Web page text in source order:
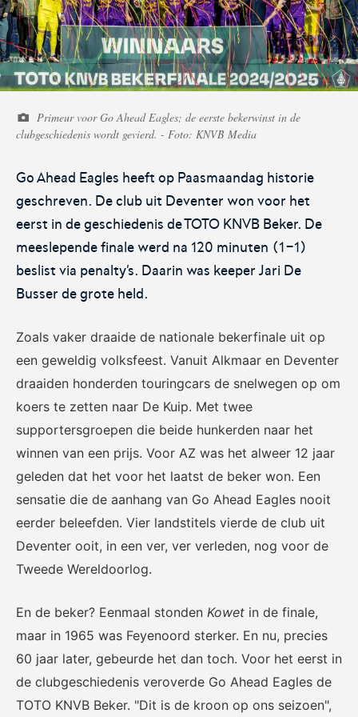
Voetbal.nl
Hét platform voor
amateurvoetballend
Eurojackpot KNVB
Beker
Voor het laatste nieuws,
uitslagen en programma van
Eredivisie
Het officiële kanaal van de
Eurojackpot Vrouwen
nieuws, programma,
standen en alle
Kennis- en innovatiecentrum
voor Betaald Voetbal.
De online assistent voor alle
jeugdtrainers van Nederland.
Voor de teams van morgen.
Primeur voor Go Ahead Eagles; de eerste bekerwinst in de
clubgeschiedenis wordt gevierd. - Foto: KNVB Media
Go Ahead Eagles heeft op Paasmaandag historie
geschreven. De club uit Deventer won voor het
eerst in de geschiedenis de TOTO KNVB Beker. De
meeslepende finale werd na 120 minuten (1-1)
beslist via penalty's. Daarin was keeper Jari De
Busser de grote held.
Zoals vaker draaide de nationale bekerfinale uit op
een geweldig volksfeest. Vanuit Alkmaar en Deventer
draaiden honderden touringcars de snelwegen op om
koers te zetten naar De Kuip. Met twee
supportersgroepen die beide hunkerden naar het
winnen van een prijs. Voor AZ was het alweer 12 jaar
geleden dat het voor het laatst de beker won. Een
sensatie die de aanhang van Go Ahead Eagles nooit
eerder beleefden. Vier landstitels vierde de club uit
Deventer ooit, in een ver, ver verleden, nog voor de
Tweede Wereldoorlog.
En de beker? Eenmaal stonden Kowet in de finale,
maar in 1965 was Feyenoord sterker. En nu, precies
60 jaar later, gebeurde het dan toch. Voor het eerst in
de clubgeschiedenis veroverde Go Ahead Eagles de
TOTO KNVB Beker. "Dit is de kroon op ons seizoen",